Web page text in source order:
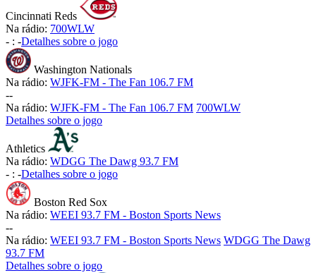
Cincinnati Reds
Na rádio: 700WLW
- : -Detalhes sobre o jogo
Washington Nationals
Na rádio: WJFK-FM - The Fan 106.7 FM
--
Na rádio: WJFK-FM - The Fan 106.7 FM 700WLW
Detalhes sobre o jogo
Athletics
Na rádio: WDGG The Dawg 93.7 FM
- : -Detalhes sobre o jogo
Boston Red Sox
Na rádio: WEEI 93.7 FM - Boston Sports News
--
Na rádio: WEEI 93.7 FM - Boston Sports News WDGG The Dawg
93.7 FM
Detalhes sobre o jogo